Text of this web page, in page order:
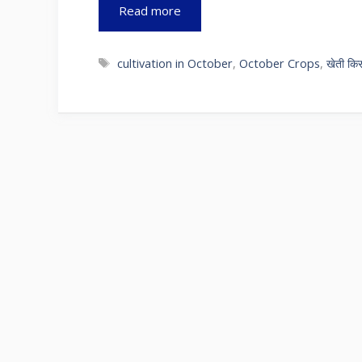
Read more
Tags
cultivation in October,October Crops,खेती